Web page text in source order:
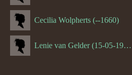
Cecilia Wolpherts (--1660)
Lenie van Gelder (15-05-1970)